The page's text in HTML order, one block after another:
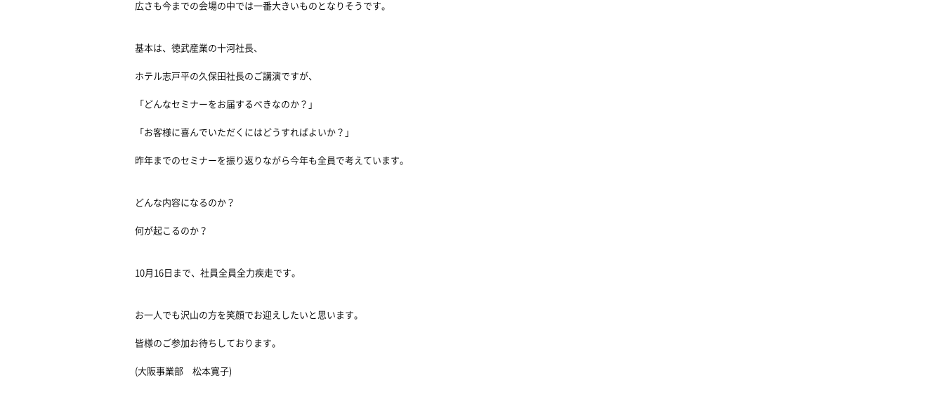
広さも今までの会場の中では一番大きいものとなりそうです。
基本は、徳武産業の十河社長、
ホテル志戸平の久保田社長のご講演ですが、
「どんなセミナーをお届するべきなのか？」
「お客様に喜んでいただくにはどうすればよいか？」
昨年までのセミナーを振り返りながら今年も全員で考えています。
どんな内容になるのか？
何が起こるのか？
10月16日まで、社員全員全力疾走です。
お一人でも沢山の方を笑顔でお迎えしたいと思います。
皆様のご参加お待ちしております。
(大阪事業部 松本寛子)